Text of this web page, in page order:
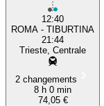
12:40
ROMA - TIBURTINA
21:44
Trieste, Centrale
2 changements
8 h 0 min
74,05 €